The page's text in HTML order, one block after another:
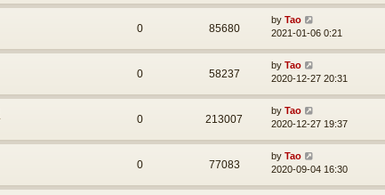
0 85680
by Tao
2021-01-06 0:21
0 58237
by Tao
2020-12-27 20:31
0 213007
by Tao
2020-12-27 19:37
0 77083
by Tao
2020-09-04 16:30